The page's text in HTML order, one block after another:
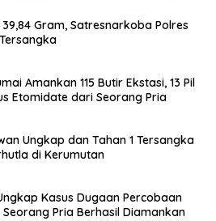
Gram, Satresnarkoba Polres
Amankan 115 Butir Ekstasi, 13 Pil
Etomidate dari Seorang Pria
Ungkap dan Tahan 1 Tersangka
di Kerumutan
Kasus Dugaan Percobaan
Pria Berhasil Diamankan